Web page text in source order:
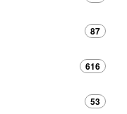
87
616
53